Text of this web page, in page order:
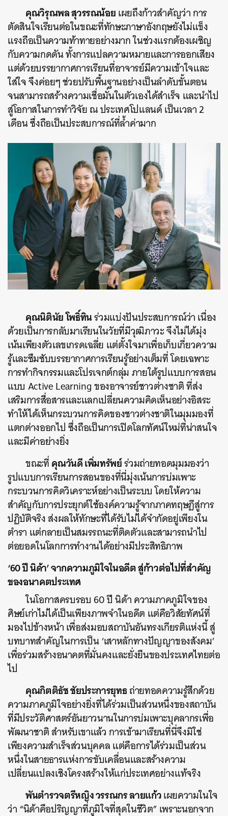
คุณวิรุณพล สุวรรณน้อยเผยถึงก้าวสำคัญว่า การ
ตัดสินใจเรียนต่อในขณะที่ทักษะภาษาอังกฤษยังไม่แข็ง
แรงถือเป็นความท้าทายอย่างมาก ในช่วงแรกต้องเผชิญ
กับความกดดัน ทั้งการแปลความหมายและการออกเสียง
แต่ด้วยบรรยากาศการเรียนที่อาจารย์มีความเข้าใจและ
ใส่ใจ จึงค่อยๆ ช่วยปรับพื้นฐานอย่างเป็นลำดับขั้นตอน
จนสามารถสร้างความเชื่อมั่นในตัวเองได้สำเร็จ และนำไป
สู่โอกาสในการทำวิจัย ณ ประเทศโปแลนด์ เป็นเวลา 2
เดือน ซึ่งถือเป็นประสบการณ์ที่ล้ำค่ามาก
คุณนิตินัย โพธิ์ทินร่วมแบ่งปันประสบการณ์ว่า เนื่อง
ด้วยเป็นการกลับมาเรียนในวัยที่มีวุฒิภาวะ จึงไม่ได้มุ่ง
เน้นเพียงตัวเลขเกรดเฉลี่ย แต่ตั้งใจมาเพื่อเก็บเกี่ยวความ
รู้และซึมซับบรรยากาศการเรียนรู้อย่างเต็มที่ โดยเฉพาะ
การทำกิจกรรมและโปรเจกต์กลุ่ม ภายใต้รูปแบบการสอน
แบบ Active Learning ของอาจารย์ชาวต่างชาติ ที่ส่ง
เสริมการสื่อสารและแลกเปลี่ยนความคิดเห็นอย่างอิสระ
ทำให้ได้เห็นกระบวนการคิดของชาวต่างชาติในมุมมองที่
แตกต่างออกไป ซึ่งถือเป็นการเปิดโลกทัศน์ใหม่ที่น่าสนใจ
และมีค่าอย่างยิ่ง
ขณะที่คุณวันดี เพิ่มทรัพย์ร่วมถ่ายทอดมุมมองว่า
รูปแบบการเรียนการสอนของที่นี่มุ่งเน้นการบ่มเพาะ
กระบวนการคิดวิเคราะห์อย่างเป็นระบบ โดยให้ความ
สำคัญกับการประยุกต์ใช้องค์ความรู้จากภาคทฤษฎีสู่การ
ปฏิบัติจริง ส่งผลให้ทักษะที่ได้รับไม่ได้จำกัดอยู่เพียงใน
ตำรา แต่กลายเป็นสมรรถนะที่ติดตัวและสามารถนำไป
ต่อยอดในโลกการทำงานได้อย่างมีประสิทธิภาพ
‘60 ปี นิด้า’ จากความภูมิใจในอดีต สู่ก้าวต่อไปที่สำคัญ
ของอนาคตประเทศ
ในโอกาสครบรอบ 60 ปี นิด้า ความภาคภูมิใจของ
ศิษย์เก่าไม่ได้เป็นเพียงภาพจำในอดีต แต่คือวิสัยทัศน์ที่
มองไปข้างหน้า เพื่อส่งมอบสถาบันอันทรงเกียรติแห่งนี้ สู่
บทบาทสำคัญในการเป็น ‘เสาหลักทางปัญญาของสังคม’
เพื่อร่วมสร้างอนาคตที่มั่นคงและยั่งยืนของประเทศไทยต่อ
ไป
คุณกิตติธัช ชัยประการยุทธถ่ายทอดความรู้สึกด้วย
ความภาคภูมิใจอย่างยิ่งที่ได้ร่วมเป็นส่วนหนึ่งของสถาบัน
ที่มีประวัติศาสตร์อันยาวนานในการบ่มเพาะบุคลากรเพื่อ
พัฒนาชาติ สำหรับเขาแล้ว การเข้ามาเรียนที่นี่จึงมิใช่
เพียงความสำเร็จส่วนบุคคล แต่คือการได้ร่วมเป็นส่วน
หนึ่งในสายธารแห่งการขับเคลื่อนและสร้างความ
เปลี่ยนแปลงเชิงโครงสร้างให้แก่ประเทศอย่างแท้จริง
พันตำรวจตรีหญิง วรรณกร ลายแก้วเผยความในใจ
ว่า “นิด้าคือปริญญาที่ภูมิใจที่สุดในชีวิต” เพราะนอกจาก